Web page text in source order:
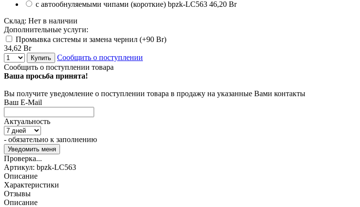
с автообнуляемыми чипами (короткие) bpzk-LC563 46,20 Br
Склад: Нет в наличии
Дополнительные услуги:
Промывка системы и замена чернил (+90 Br)
34,62 Br
Купить
Сообщить о поступлении
Сообщить о поступлении товара
Ваша просьба принята!
Вы получите уведомление о поступлении товара в продажу на указанные Вами контакты
Ваш E-Mail
Актуальность
- обязательно к заполнению
Проверка...
Артикул: bpzk-LC563
Описание
Характеристики
Отзывы
Описание